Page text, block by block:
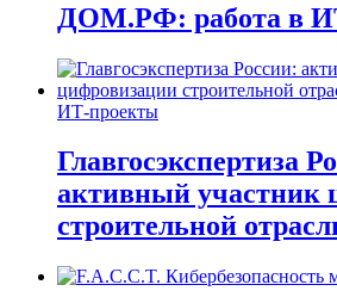
ДОМ.РФ: работа в
ИТ-проекты
Главгосэкспертиза
активный участник
строительной